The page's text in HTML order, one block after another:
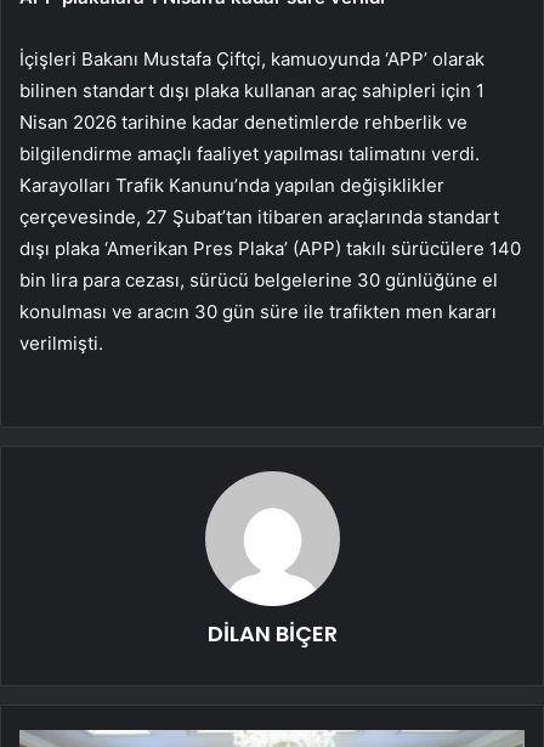
İçişleri Bakanı Mustafa Çiftçi, kamuoyunda ‘APP’ olarak
bilinen standart dışı plaka kullanan araç sahipleri için 1
Nisan 2026 tarihine kadar denetimlerde rehberlik ve
bilgilendirme amaçlı faaliyet yapılması talimatını verdi.
Karayolları Trafik Kanunu’nda yapılan değişiklikler
çerçevesinde, 27 Şubat’tan itibaren araçlarında standart
dışı plaka ‘Amerikan Pres Plaka’ (APP) takılı sürücülere 140
bin lira para cezası, sürücü belgelerine 30 günlüğüne el
konulması ve aracın 30 gün süre ile trafikten men kararı
verilmişti.
DİLAN BİÇER